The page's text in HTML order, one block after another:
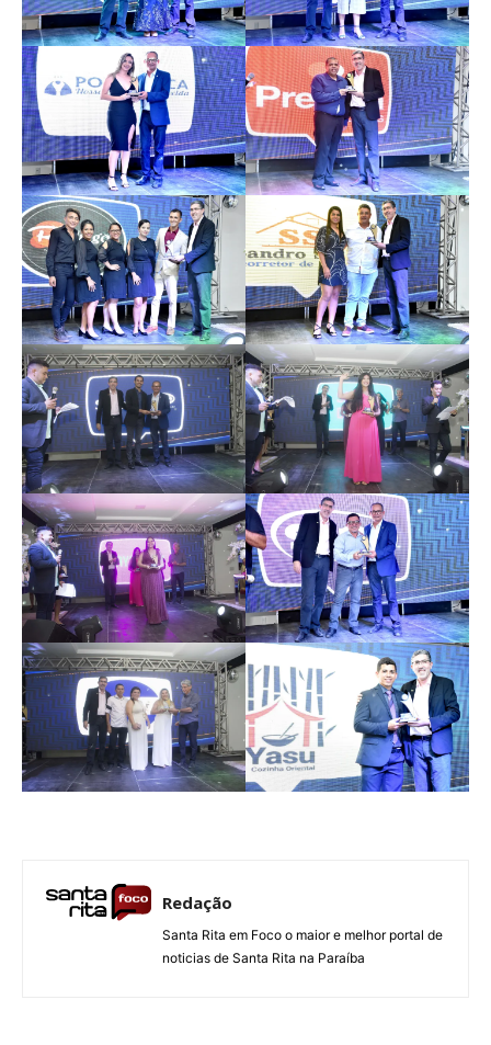
Redação
Santa Rita em Foco o maior e melhor portal de
noticias de Santa Rita na Paraíba